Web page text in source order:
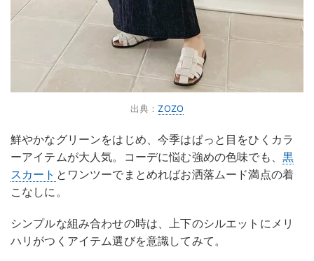
出典：ZOZO
鮮やかなグリーンをはじめ、今季はぱっと目をひくカラ
ーアイテムが大人気。コーデに悩む強めの色味でも、 黒
スカート とワンツーでまとめればお洒落ムード満点の着
こなしに。
シンプルな組み合わせの時は、上下のシルエットにメリ
ハリがつくアイテム選びを意識してみて。